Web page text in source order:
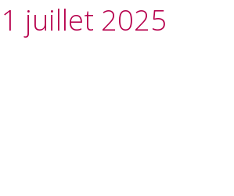
1 juillet 2025